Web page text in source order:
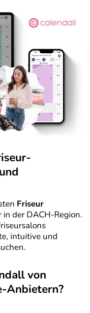
Friseur
in der DACH-Region.
intuitive und
von
Anbietern?